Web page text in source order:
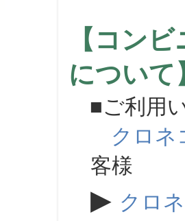
【コン
につい
■ご利用
クロネ
客様
▶ クロ